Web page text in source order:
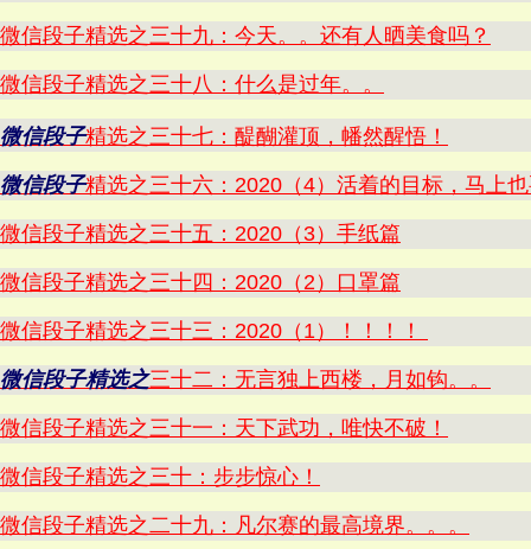
微信段子精选之三十九：今天。。还有人晒美食吗？
微信段子精选之三十八：什么是过年。。
微信段子精选之三十七：醍醐灌顶，幡然醒悟！
微信段子精选之三十六：2020（4）活着的目标，马上
微信段子精选之三十五：2020（3）手纸篇
微信段子精选之三十四：2020（2）口罩篇
微信段子精选之三十三：2020（1）！！！！
微信段子精选之三十二：无言独上西楼，月如钩。。
微信段子精选之三十一：天下武功，唯快不破！
微信段子精选之三十：步步惊心！
微信段子精选之二十九：凡尔赛的最高境界。。。